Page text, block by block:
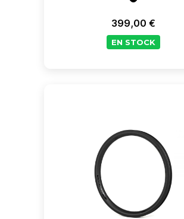
Prix
399,00 €
EN STOCK